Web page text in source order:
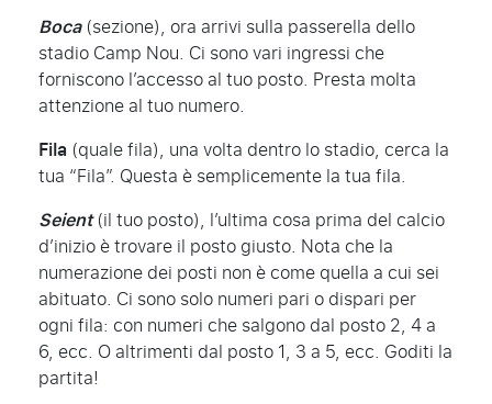
Boca(sezione), ora arrivi sulla passerella dello
stadio Camp Nou. Ci sono vari ingressi che
forniscono l’accesso al tuo posto. Presta molta
attenzione al tuo numero.
Fila (quale fila), una volta dentro lo stadio, cerca la
tua “Fila”. Questa è semplicemente la tua fila.
Seient(il tuo posto), l’ultima cosa prima del calcio
d’inizio è trovare il posto giusto. Nota che la
numerazione dei posti non è come quella a cui sei
abituato. Ci sono solo numeri pari o dispari per
ogni fila: con numeri che salgono dal posto 2, 4 a
6, ecc. O altrimenti dal posto 1, 3 a 5, ecc. Goditi la
partita!